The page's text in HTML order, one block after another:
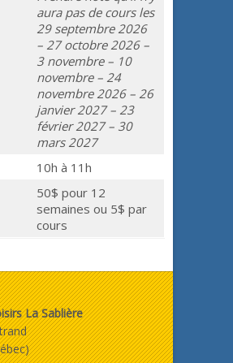
aura pas de cours les
29 septembre 2026
– 27 octobre 2026 –
3 novembre – 10
novembre – 24
novembre 2026 – 26
janvier 2027 – 23
février 2027 – 30
mars 2027
10h à 11h
50$ pour 12
semaines ou 5$ par
cours
La Sablière